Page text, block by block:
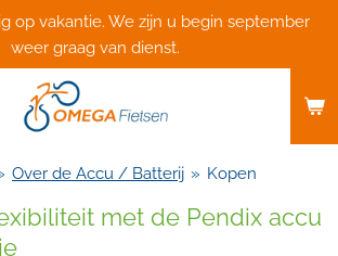
op vakantie. We zijn u begin september
weer graag van dienst.
Over de Accu / Batterij » Kopen
met de Pendix accu